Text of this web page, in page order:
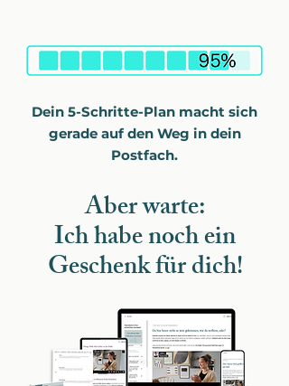
Dein 5-Schritte-Plan macht sich
gerade auf den Weg in dein
Postfach.
Aber warte:
Ich habe noch ein
Geschenk für dich!